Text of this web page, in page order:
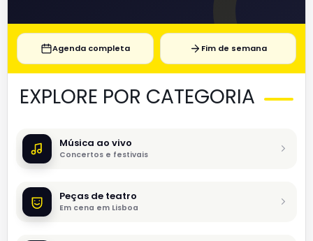
Agenda completa Fim de semana
EXPLORE POR CATEGORIA
Música ao vivo
Concertos e festivais
Peças de teatro
Em cena em Lisboa